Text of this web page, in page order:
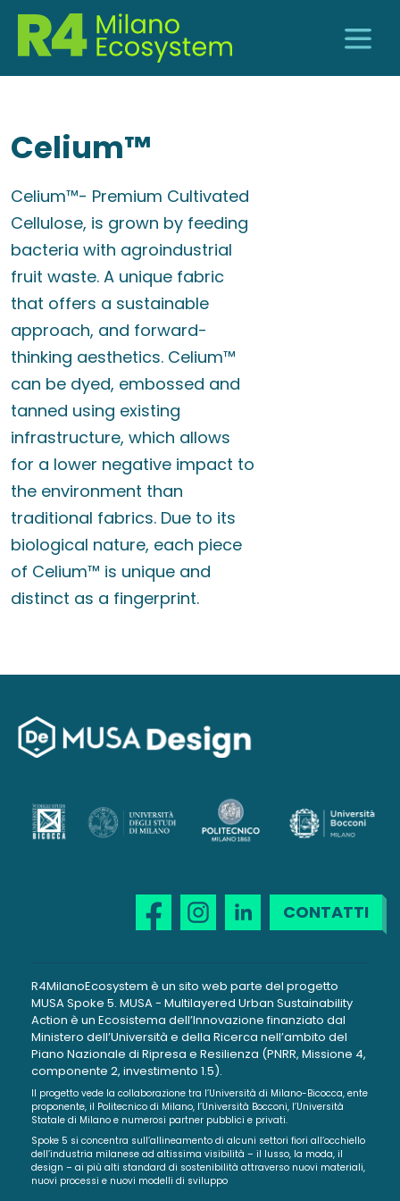
Celium™
Celium™- Premium Cultivated
Cellulose, is grown by feeding
bacteria with agroindustrial
fruit waste. A unique fabric
that offers a sustainable
approach, and forward-
thinking aesthetics. Celium™
can be dyed, embossed and
tanned using existing
infrastructure, which allows
for a lower negative impact to
the environment than
traditional fabrics. Due to its
biological nature, each piece
of Celium™ is unique and
distinct as a fingerprint.
CONTATTI
R4MilanoEcosystem è un sito web parte del progetto
MUSA Spoke 5. MUSA - Multilayered Urban Sustainability
Action è un Ecosistema dell’Innovazione finanziato dal
Ministero dell’Università e della Ricerca nell’ambito del
Piano Nazionale di Ripresa e Resilienza (PNRR, Missione 4,
componente 2, investimento 1.5).
Il progetto vede la collaborazione tra l’Università di Milano-Bicocca, ente
proponente, il Politecnico di Milano, l’Università Bocconi, l’Università
Statale di Milano e numerosi partner pubblici e privati.
Spoke 5 si concentra sull’allineamento di alcuni settori fiori all’occhiello
dell’industria milanese ad altissima visibilità – il lusso, la moda, il
design – ai più alti standard di sostenibilità attraverso nuovi materiali,
nuovi processi e nuovi modelli di sviluppo